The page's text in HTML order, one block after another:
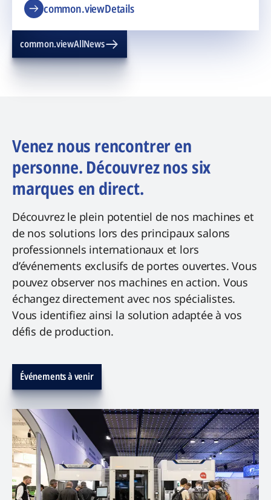
common.viewDetails
common.viewAllNews
Venez nous rencontrer en
personne. Découvrez nos six
marques en direct.
Découvrez le plein potentiel de nos machines et
de nos solutions lors des principaux salons
professionnels internationaux et lors
d’événements exclusifs de portes ouvertes. Vous
pouvez observer nos machines en action. Vous
échangez directement avec nos spécialistes.
Vous identifiez ainsi la solution adaptée à vos
défis de production.
Événements à venir